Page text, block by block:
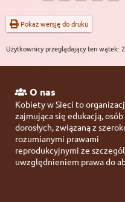
Pokaż wersję do druku
Użytkownicy przeglądający ten wątek:
O nas
Kobiety w Sieci to
zajmująca się edukacją, osób
dorosłych, związaną z
rozumianymi prawami
reprodukcyjnymi ze
uwzględnieniem prawa do